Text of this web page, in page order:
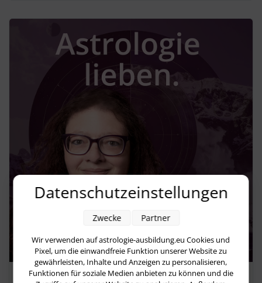
Datenschutzeinstellungen
Wir verwenden auf astrologie-ausbildung.eu Cookies und
Pixel, um die einwandfreie Funktion unserer Website zu
gewährleisten, Inhalte und Anzeigen zu personalisieren,
Funktionen für soziale Medien anbieten zu können und die
Zwecke Partner